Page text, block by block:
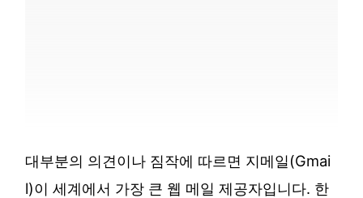
대부분의 의견이나 짐작에 따르면 지메일(Gmai
l)이 세계에서 가장 큰 웹 메일 제공자입니다. 한